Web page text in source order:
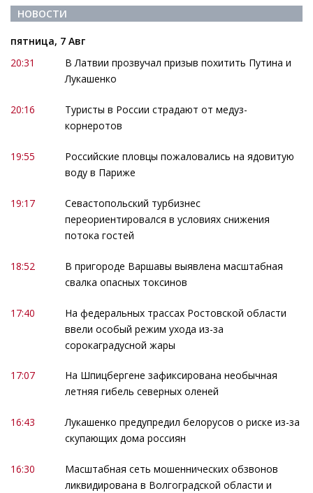
НОВОСТИ
пятница, 7 Авг
20:31
В Латвии прозвучал призыв похитить Путина и
Лукашенко
20:16
Туристы в России страдают от медуз-
корнеротов
19:55
Российские пловцы пожаловались на ядовитую
воду в Париже
19:17
Севастопольский турбизнес
переориентировался в условиях снижения
потока гостей
18:52
В пригороде Варшавы выявлена масштабная
свалка опасных токсинов
17:40
На федеральных трассах Ростовской области
ввели особый режим ухода из-за
сорокаградусной жары
17:07
На Шпицбергене зафиксирована необычная
летняя гибель северных оленей
16:43
Лукашенко предупредил белорусов о риске из-за
скупающих дома россиян
16:30
Масштабная сеть мошеннических обзвонов
ликвидирована в Волгоградской области и